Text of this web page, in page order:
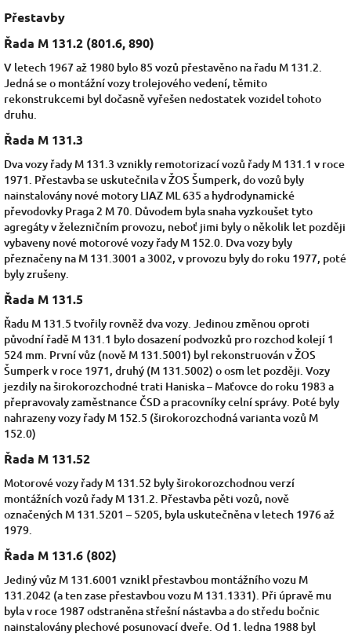
Přestavby
Řada M 131.2 (801.6, 890)
V letech 1967 až 1980 bylo 85 vozů přestavěno na řadu M 131.2.
Jedná se o montážní vozy trolejového vedení, těmito
rekonstrukcemi byl dočasně vyřešen nedostatek vozidel tohoto
druhu.
Řada M 131.3
Dva vozy řady M 131.3 vznikly remotorizacívozů řady M 131.1 v roce
1971. Přestavba se uskutečnila vŽOS Šumperk, do vozů byly
nainstalovány nové motory LIAZ ML 635 a hydrodynamické
převodovky Praga 2 M 70. Důvodem byla snaha vyzkoušet tyto
agregáty v železničním provozu, neboť jimi byly o několik let později
vybaveny nové motorové vozy řady M 152.0. Dva vozy byly
přeznačeny na M 131.3001 a 3002, v provozu byly do roku 1977, poté
byly zrušeny.
Řada M 131.5
Řadu M 131.5 tvořily rovněž dva vozy. Jedinou změnou oproti
původní řadě M 131.1 bylo dosazení podvozků pro rozchod kolejí 1
524 mm. První vůz (nově M 131.5001) byl rekonstruován v ŽOS
Šumperk v roce 1971, druhý (M 131.5002) o osm let později. Vozy
jezdily na širokorozchodné trati Haniska– Maťovcedo roku 1983 a
přepravovaly zaměstnance ČSD a pracovníky celní správy. Poté byly
nahrazeny vozy řady M 152.5 (širokorozchodná varianta vozů M
152.0)
Řada M 131.52
Motorové vozy řady M 131.52 byly širokorozchodnou verzí
montážních vozů řady M 131.2. Přestavba pěti vozů, nově
označených M 131.5201 – 5205, byla uskutečněna v letech 1976 až
1979.
Řada M 131.6 (802)
Jediný vůz M 131.6001 vznikl přestavbou montážního vozu M
131.2042 (a ten zase přestavbou vozu M 131.1331). Při úpravě mu
byla v roce 1987 odstraněna střešní nástavba a do středu bočnic
nainstalovány plechové posunovací dveře. Od 1. ledna 1988 byl